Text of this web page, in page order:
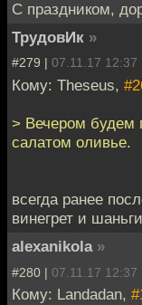
С праздником,
ТрудовИк »
#279 | 07.11.17 12:37
Кому: Theseus,
> Вечером будем
салатом оливье.
всегда ранее
винегрет и
alexanikola »
#280 | 07.11.17 12:37
Кому: Landadan,